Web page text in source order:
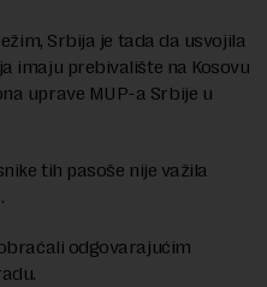
Srbija je tada da usvojila
imaju prebivalište na Kosovu
uprave MUP-a Srbije u
tih pasoše nije važila
odgovarajućim